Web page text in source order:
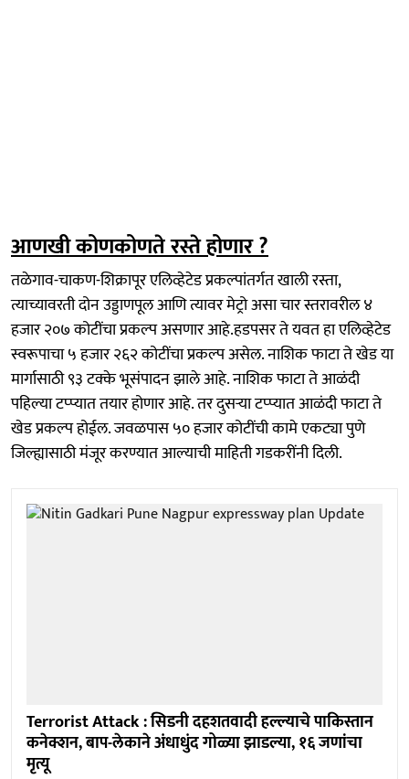
आणखी कोणकोणते रस्ते होणार ?
तळेगाव-चाकण-शिक्रापूर एलिव्हेटेड प्रकल्पांतर्गत खाली रस्ता,
त्याच्यावरती दोन उड्डाणपूल आणि त्यावर मेट्रो असा चार स्तरावरील ४
हजार २०७ कोटींचा प्रकल्प असणार आहे.हडपसर ते यवत हा एलिव्हेटेड
स्वरूपाचा ५ हजार २६२ कोटींचा प्रकल्प असेल. नाशिक फाटा ते खेड या
मार्गासाठी ९३ टक्के भूसंपादन झाले आहे. नाशिक फाटा ते आळंदी
पहिल्या टप्प्यात तयार होणार आहे. तर दुसऱ्या टप्प्यात आळंदी फाटा ते
खेड प्रकल्प होईल. जवळपास ५० हजार कोटींची कामे एकट्या पुणे
जिल्ह्यासाठी मंजूर करण्यात आल्याची माहिती गडकरींनी दिली.
Terrorist Attack : सिडनी दहशतवादी हल्ल्याचे पाकिस्तान
कनेक्शन, बाप-लेकाने अंधाधुंद गोळ्या झाडल्या, १६ जणांचा
मृत्यू